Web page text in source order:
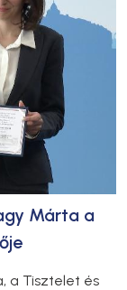
Márta a
a Tisztelet és